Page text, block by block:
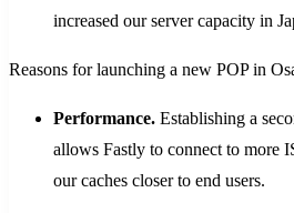
increased our server capacity in
Reasons for launching a new POP in
Performance. Establishing a
allows Fastly to connect to more
our caches closer to end users.